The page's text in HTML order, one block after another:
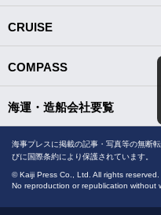
CRUISE
COMPASS
海運・造船会社要覧
海事プレスに掲載の記事・写真等の無断
びに国際条約により保護されています。
© Kaiji Press Co., Ltd. All rights reserved.
No reproduction or republication without